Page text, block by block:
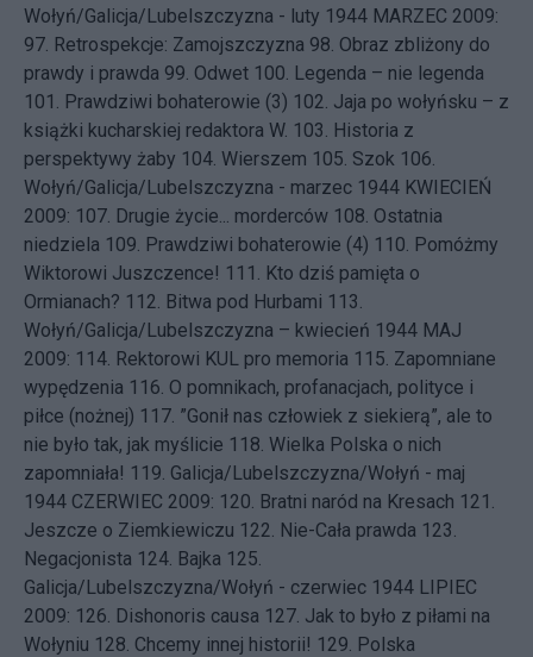
Wołyń/Galicja/Lubelszczyzna - luty 1944 MARZEC 2009:
97. Retrospekcje: Zamojszczyzna 98. Obraz zbliżony do
prawdy i prawda 99. Odwet 100. Legenda – nie legenda
101.
Prawdziwi bohaterowie (3) 102. Jaja po wołyńsku – z
książki kucharskiej redaktora W. 103. Historia z
perspektywy żaby 104. Wierszem 105. Szok 106.
Wołyń/Galicja/Lubelszczyzna - marzec 1944 KWIECIEŃ
2009: 107. Drugie życie... morderców 108. Ostatnia
niedziela 109. Prawdziwi bohaterowie (4) 110. Pomóżmy
Wiktorowi Juszczence! 111.
Kto dziś pamięta o
Ormianach? 112. Bitwa pod Hurbami 113.
Wołyń/Galicja/Lubelszczyzna – kwiecień 1944 MAJ
2009: 114. Rektorowi KUL pro memoria 115. Zapomniane
wypędzenia 116. O pomnikach, profanacjach, polityce i
piłce (nożnej) 117. ”Gonił nas człowiek z siekierą”, ale to
nie było tak, jak myślicie 118. Wielka Polska o nich
zapomniała! 119. Galicja/Lubelszczyzna/Wołyń - maj
1944 CZERWIEC 2009: 120. Bratni naród na Kresach 121.
Jeszcze o Ziemkiewiczu 122. Nie-Cała prawda 123.
Negacjonista 124. Bajka 125.
Galicja/Lubelszczyzna/Wołyń - czerwiec 1944 LIPIEC
2009: 126. Dishonoris causa 127. Jak to było z piłami na
Wołyniu 128. Chcemy innej historii! 129. Polska